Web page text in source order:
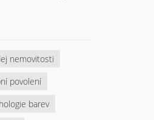
nemovitosti
povolení
barev